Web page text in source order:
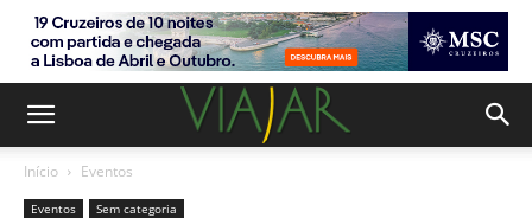
Início Eventos
Eventos Sem categoria